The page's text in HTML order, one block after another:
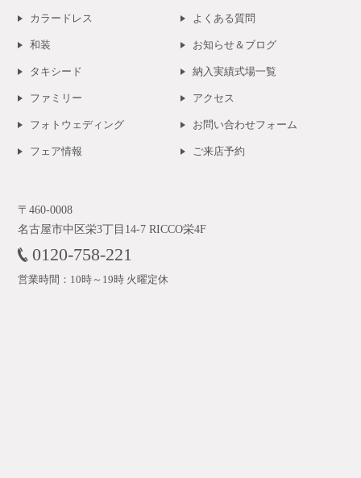
カラードレス
和装
タキシード
ファミリー
フォトウェディング
フェア情報
よくある質問
お知らせ＆ブログ
納入実績式場一覧
アクセス
お問い合わせフォーム
ご来店予約
〒460-0008
名古屋市中区栄3丁目14-7 RICCO栄4F
0120-758-221
営業時間：10時～19時 火曜定休